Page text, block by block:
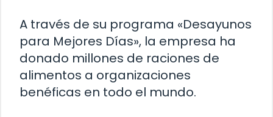
A través de su programa «Desayunos
para Mejores Días», la empresa ha
donado millones de raciones de
alimentos a organizaciones
benéficas en todo el mundo.